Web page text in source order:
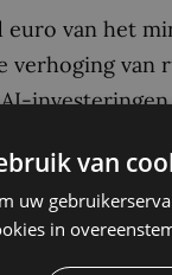
euro van het
verhoging van
aan het
van
uw
in